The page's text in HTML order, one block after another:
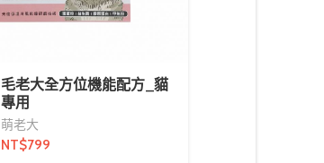
毛老大全方位機能配方_貓
專用
萌老大
NT$799